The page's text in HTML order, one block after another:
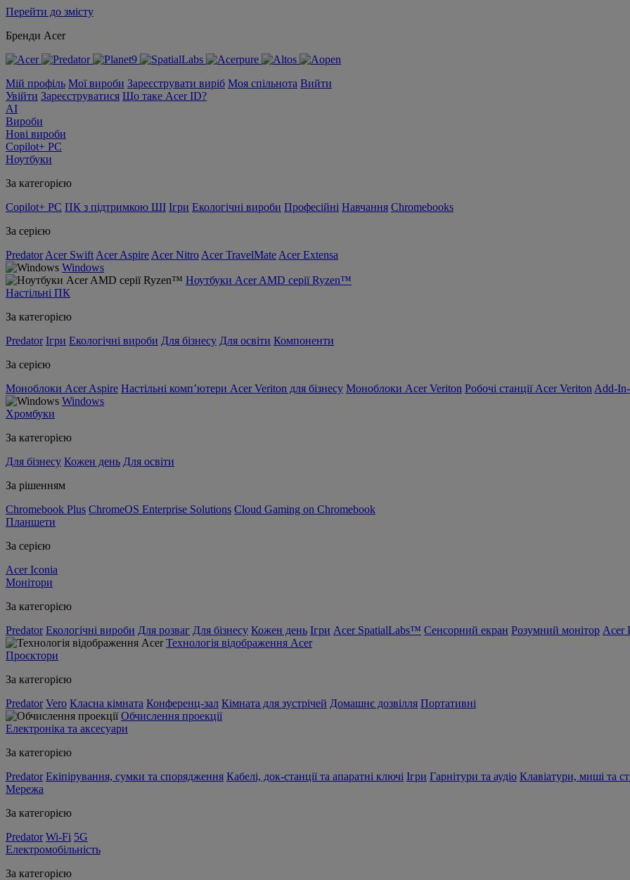
Перейти до змісту
Бренди Acer
Мій профіль Мої вироби Зареєструвати виріб Моя спільнота Вийти
Увійти Зареєструватися Що таке Acer ID?
AI
Вироби
Нові вироби
Copilot+ PC
Ноутбуки
За категорією
Copilot+ PC ПК з підтримкою ШІ Ігри Екологічні вироби Професійні Навчання Chromebooks
За серією
Predator Acer Swift Acer Aspire Acer Nitro Acer TravelMate Acer Extensa
Windows
Ноутбуки Acer AMD серії Ryzen™
Настільні ПК
За категорією
Predator Ігри Екологічні вироби Для бізнесу Для освіти Компоненти
За серією
Моноблоки Acer Aspire Настільні комп’ютери Acer Veriton для бізнесу Моноблоки Acer Veriton Робочі станції Acer Veriton Add-
Windows
Хромбуки
За категорією
Для бізнесу Кожен день Для освіти
За рішенням
Chromebook Plus ChromeOS Enterprise Solutions Cloud Gaming on Chromebook
Планшети
За серією
Acer Iconia
Монітори
За категорією
Predator Екологічні вироби Для розваг Для бізнесу Кожен день Ігри Acer SpatialLabs™ Сенсорний екран Розумний монітор Acer
Технологія відображення Acer
Проєктори
За категорією
Predator Vero Класна кімната Конференц-зал Кімната для зустрічей Домашнє дозвілля Портативні
Обчислення проекції
Електроніка та аксесуари
За категорією
Predator Екіпірування, сумки та спорядження Кабелі, док-станції та апаратні ключі Ігри Гарнітури та аудіо Клавіатури, миші та
Мережа
За категорією
Predator Wi-Fi 5G
Електромобільність
За категорією